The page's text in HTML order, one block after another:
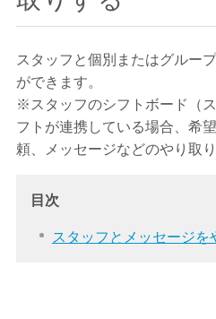
スタッフと個別またはグルー
ができます。
※スタッフのシフトボード（
フトが連携している場合、希
頼、メッセージなどのやり取り
目次
スタッフとメッセージを